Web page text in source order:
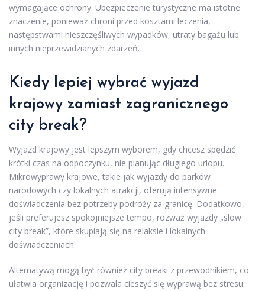
wymagające ochrony. Ubezpieczenie turystyczne ma istotne
znaczenie, ponieważ chroni przed kosztami leczenia,
następstwami nieszczęśliwych wypadków, utraty bagażu lub
innych nieprzewidzianych zdarzeń.
Kiedy lepiej wybrać wyjazd
krajowy zamiast zagranicznego
city break?
Wyjazd krajowy jest lepszym wyborem, gdy chcesz spędzić
krótki czas na odpoczynku, nie planując długiego urlopu.
Mikrowyprawy krajowe, takie jak wyjazdy do parków
narodowych czy lokalnych atrakcji, oferują intensywne
doświadczenia bez potrzeby podróży za granicę. Dodatkowo,
jeśli preferujesz spokojniejsze tempo, rozważ wyjazdy „slow
city break”, które skupiają się na relaksie i lokalnych
doświadczeniach.
Alternatywą mogą być również city breaki z przewodnikiem, co
ułatwia organizację i pozwala cieszyć się wyprawą bez stresu.